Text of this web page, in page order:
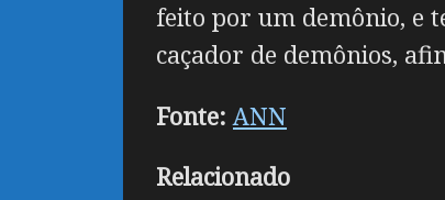
feito por um demônio, e
caçador de demônios,
Fonte: ANN
Relacionado